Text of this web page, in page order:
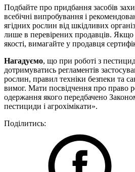
Подбайте про придбання засобів
всебічні випробування і
ягідних рослин від шкідливих
лише в перевірених продавців. Якщо
якості, вимагайте у продавця
Нагадуємо, що при роботі з
дотримуватись регламентів
рослин, правил техніки безпеки та
вимог. Мати посвідчення про право
одержання якого передбачено
пестициди і агрохімікати».
Поділитись: